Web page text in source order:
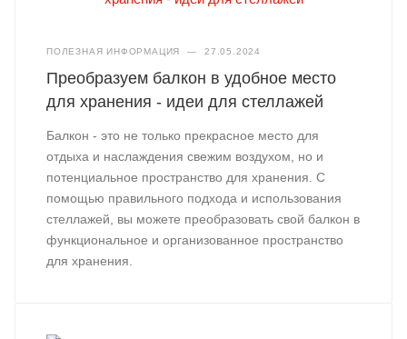
ПОЛЕЗНАЯ ИНФОРМАЦИЯ — 27.05.2024
Преобразуем балкон в удобное место
для хранения - идеи для стеллажей
Балкон - это не только прекрасное место для
отдыха и наслаждения свежим воздухом, но и
потенциальное пространство для хранения. С
помощью правильного подхода и использования
стеллажей, вы можете преобразовать свой балкон в
функциональное и организованное пространство
для хранения.